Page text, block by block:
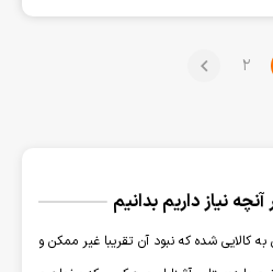
2
نیاز داریم بدانیم
کالایی شده که نبود آن تقریبا غیر ممکن و